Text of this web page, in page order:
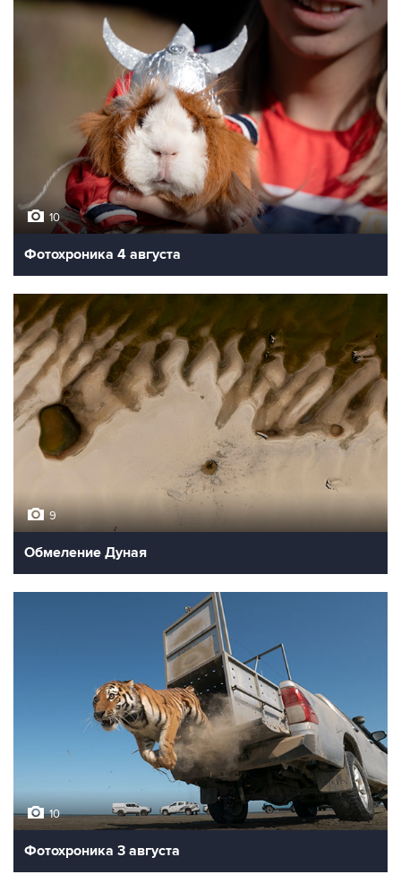
10
Фотохроника 4 августа
9
Обмеление Дуная
10
Фотохроника 3 августа